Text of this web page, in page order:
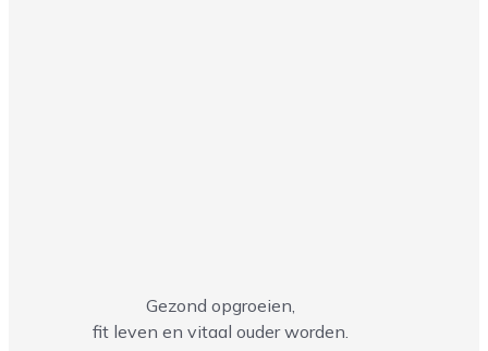
Gezond opgroeien,
fit leven en vitaal ouder worden.